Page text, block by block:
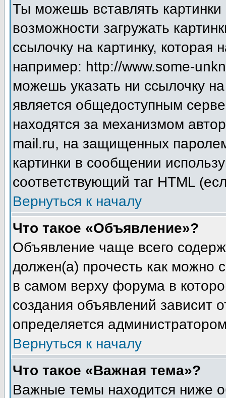
Ты можешь вставлять
возможности загружать
ссылочку на картинку,
например: http://www.some-
можешь указать ни ссылочку
является общедоступным
находятся за механизмом
mail.ru, на защищенных
картинки в сообщении
соответствующий таг HTML
Вернуться к началу
Что такое «Объявление»?
Объявление чаще всего
должен(а) прочесть как можно
в самом верху форума в
создания объявлений зависит
определяется
Вернуться к началу
Что такое «Важная тема»?
Важные темы находится ниже